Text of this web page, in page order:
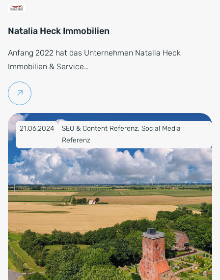
Natalia Heck Immobilien
Anfang 2022 hat das Unternehmen Natalia Heck
Immobilien & Service…
Weiterlesen
Veröffentlicht am 21.06.2024
21.06.2024
SEO & Content Referenz, Social Media
Referenz